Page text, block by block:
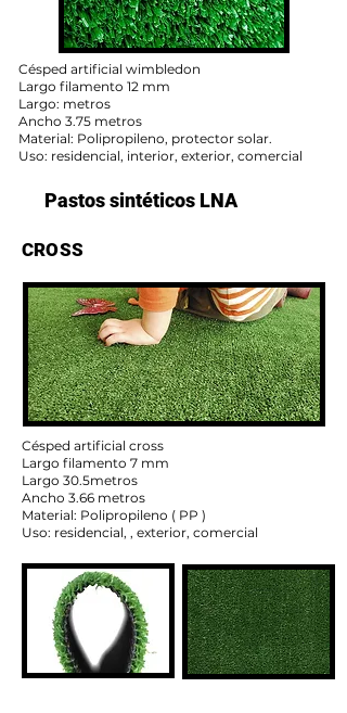
Césped artificial wimbledon
Largo filamento 12 mm
Largo: metros
Ancho 3.75 metros
Material: Polipropileno, protector solar.
Uso: residencial, interior, exterior, comercial
Pastos sintéticos LNA
CROSS
Césped artificial cross
Largo filamento 7 mm
Largo 30.5metros
Ancho 3.66 metros
Material: Polipropileno ( PP )
Uso: residencial, , exterior, comercial